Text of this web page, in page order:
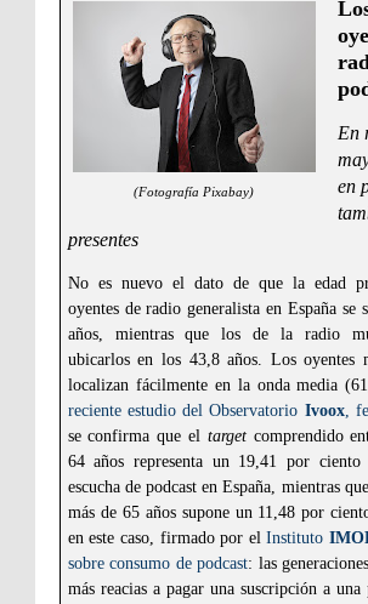
(Fotografía Pixabay)
En
en
presentes
No es nuevo el dato de que la edad
oyentes de radio generalista en España se
años, mientras que los de la radio
ubicarlos en los 43,8 años. Los oyentes
localizan fácilmente en la onda media
reciente estudio del Observatorio Ivoox,
se confirma que el targetcomprendido
64 años representa un 19,41 por
escucha de podcast en España, mientras
más de 65 años supone un 11,48 por
en este caso, firmado por elInstituto
sobre consumo de podcast: las
más reacias a pagar una suscripción a